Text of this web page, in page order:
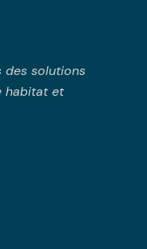
des solutions
habitat et